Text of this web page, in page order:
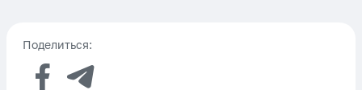
Поделиться: